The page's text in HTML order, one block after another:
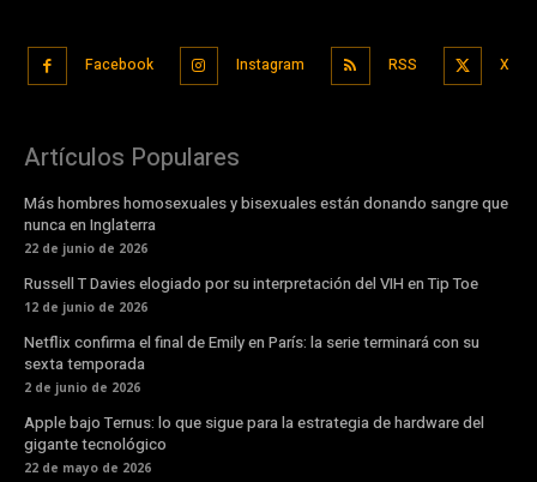
Facebook Instagram RSS X
Artículos Populares
Más hombres homosexuales y bisexuales están donando sangre que
nunca en Inglaterra
22 de junio de 2026
Russell T Davies elogiado por su interpretación del VIH en Tip Toe
12 de junio de 2026
Netflix confirma el final de Emily en París: la serie terminará con su
sexta temporada
2 de junio de 2026
Apple bajo Ternus: lo que sigue para la estrategia de hardware del
gigante tecnológico
22 de mayo de 2026